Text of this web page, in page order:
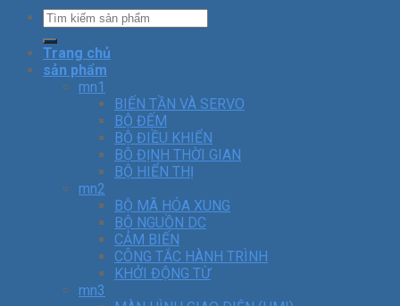
Trang chủ
sản phẩm
mn1
BIẾN TẦN VÀ SERVO
BỘ ĐẾM
BỘ ĐIỀU KHIỂN
BỘ ĐỊNH THỜI GIAN
BỘ HIỂN THỊ
mn2
BỘ MÃ HÓA XUNG
BỘ NGUỒN DC
CẢM BIẾN
CÔNG TẮC HÀNH TRÌNH
KHỞI ĐỘNG TỪ
mn3